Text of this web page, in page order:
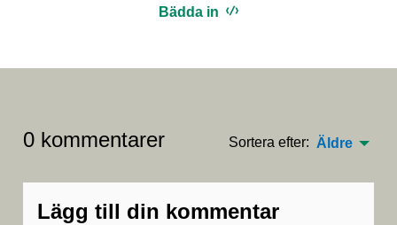
Bädda in
0 kommentarer Sortera efter: Äldre
Lägg till din kommentar